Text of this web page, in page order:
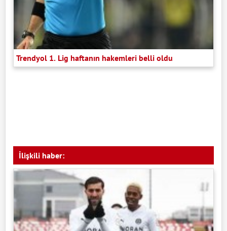
Trendyol 1. Lig haftanın hakemleri belli oldu
İlişkili haber: